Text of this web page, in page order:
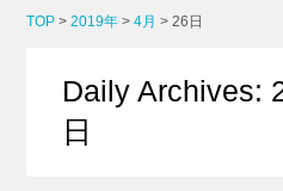
TOP >2019年 >4月 >26日
Daily Archives:
日